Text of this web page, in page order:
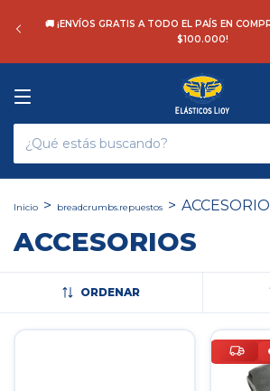
🚚 ¡ENVÍOS GRATIS A TODO EL PAÍS EN
$100.000!
Inicio > breadcrumbs.repuestos >
ACCESORIOS
ORDENAR